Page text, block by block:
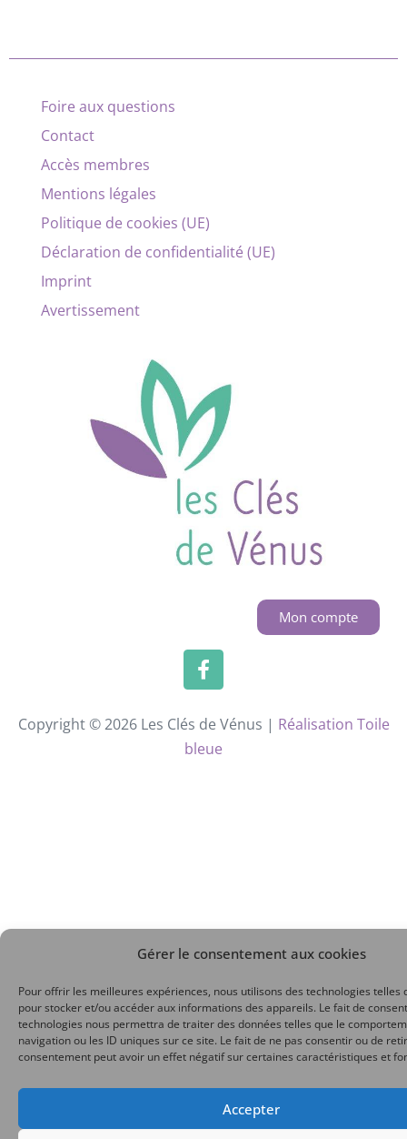
Gérer le consentement aux cookies
Pour offrir les meilleures expériences, nous utilisons des technologies telles
pour stocker et/ou accéder aux informations des appareils. Le fait de
technologies nous permettra de traiter des données telles que le
navigation ou les ID uniques sur ce site. Le fait de ne pas consentir ou de
consentement peut avoir un effet négatif sur certaines caractéristiques et
Accepter
Foire aux questions
Contact
Accès membres
Mentions légales
Politique de cookies (UE)
Déclaration de confidentialité (UE)
Imprint
Avertissement
Mon compte
Copyright © 2026 Les Clés de Vénus | Réalisation Toile
bleue